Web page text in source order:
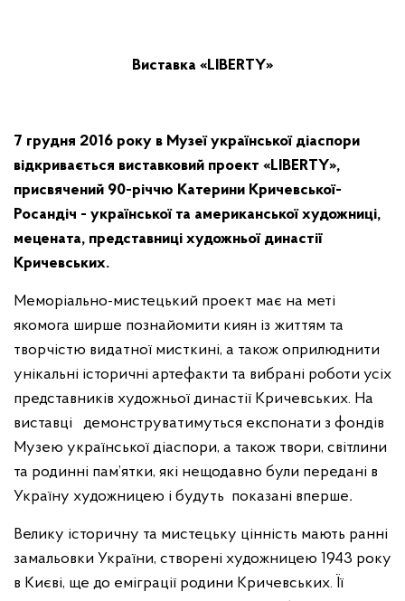
Виставка «LIBERTY»
7 грудня 2016 року в Музеї української діаспори
відкривається виставковий проект «LIBERTY»,
присвячений 90-річчю Катерини Кричевської-
Росандіч - української та американської художниці,
мецената, представниці художньої династії
Кричевських.
Меморіально-мистецький проект має на меті
якомога ширше познайомити киян із життям та
творчістю видатної мисткині, а також оприлюднити
унікальні історичні артефакти та вибрані роботи усіх
представників художньої династії Кричевських. На
виставці демонструватимуться експонати з фондів
Музею української діаспори, а також твори, світлини
та родинні пам’ятки, які нещодавно були передані в
Україну художницею і будуть показані вперше.
Велику історичну та мистецьку цінність мають ранні
замальовки України, створені художницею 1943 року
в Києві, ще до еміграції родини Кричевських. Її